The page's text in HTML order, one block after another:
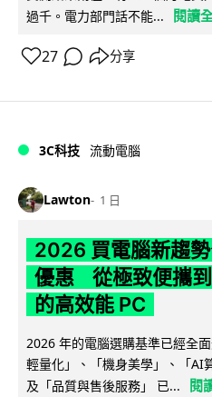
過千。電力部門話不能...
閱讀
27 分享
3C科技 流動電腦
Lawton 1 日
2026 買電腦新趨
優惠 從極致便攜
的高效能 PC
2026 年的電腦選購基準已經全
輕量化」、「機身美學」、「AI
及「品質與售後服務」 已...
閱